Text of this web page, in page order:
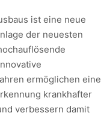
ist eine neue
der neuesten
ermöglichen eine
krankhafter
verbessern damit